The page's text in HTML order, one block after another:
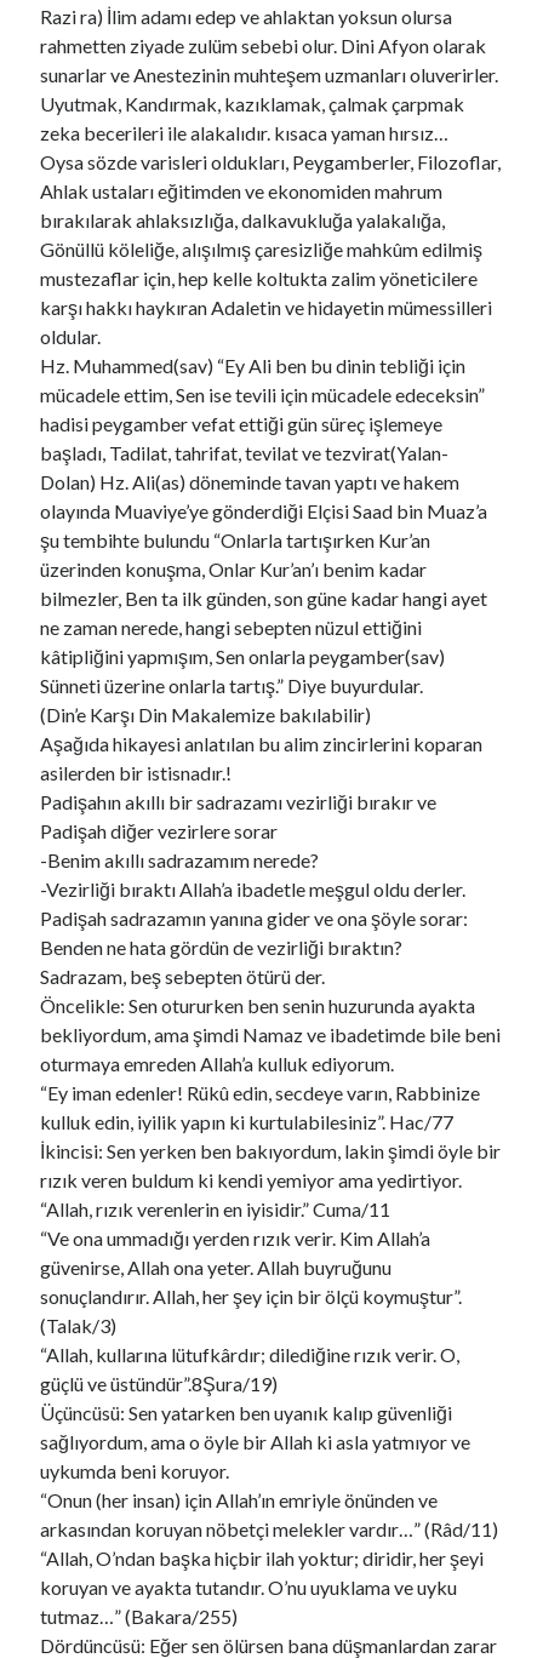
Razi ra) İlim adamı edep ve ahlaktan yoksun olursa
rahmetten ziyade zulüm sebebi olur. Dini Afyon olarak
sunarlar ve Anestezinin muhteşem uzmanları oluverirler.
Uyutmak, Kandırmak, kazıklamak, çalmak çarpmak
zeka becerileri ile alakalıdır. kısaca yaman hırsız…
Oysa sözde varisleri oldukları, Peygamberler, Filozoflar,
Ahlak ustaları eğitimden ve ekonomiden mahrum
bırakılarak ahlaksızlığa, dalkavukluğa yalakalığa,
Gönüllü köleliğe, alışılmış çaresizliğe mahkûm edilmiş
mustezaflar için, hep kelle koltukta zalim yöneticilere
karşı hakkı haykıran Adaletin ve hidayetin mümessilleri
oldular.
Hz. Muhammed(sav) “Ey Ali ben bu dinin tebliği için
mücadele ettim, Sen ise tevili için mücadele edeceksin”
hadisi peygamber vefat ettiği gün süreç işlemeye
başladı, Tadilat, tahrifat, tevilat ve tezvirat(Yalan-
Dolan) Hz. Ali(as) döneminde tavan yaptı ve hakem
olayında Muaviye’ye gönderdiği Elçisi Saad bin Muaz’a
şu tembihte bulundu “Onlarla tartışırken Kur’an
üzerinden konuşma, Onlar Kur’an’ı benim kadar
bilmezler, Ben ta ilk günden, son güne kadar hangi ayet
ne zaman nerede, hangi sebepten nüzul ettiğini
kâtipliğini yapmışım, Sen onlarla peygamber(sav)
Sünneti üzerine onlarla tartış.” Diye buyurdular.
(Din’e Karşı Din Makalemize bakılabilir)
Aşağıda hikayesi anlatılan bu alim zincirlerini koparan
asilerden bir istisnadır.!
Padişahın akıllı bir sadrazamı vezirliği bırakır ve
Padişah diğer vezirlere sorar
-Benim akıllı sadrazamım nerede?
-Vezirliği bıraktı Allah’a ibadetle meşgul oldu derler.
Padişah sadrazamın yanına gider ve ona şöyle sorar:
Benden ne hata gördün de vezirliği bıraktın?
Sadrazam, beş sebepten ötürü der.
Öncelikle: Sen otururken ben senin huzurunda ayakta
bekliyordum, ama şimdi Namaz ve ibadetimde bile beni
oturmaya emreden Allah’a kulluk ediyorum.
“Ey iman edenler! Rükû edin, secdeye varın, Rabbinize
kulluk edin, iyilik yapın ki kurtulabilesiniz”. Hac/77
İkincisi: Sen yerken ben bakıyordum, lakin şimdi öyle bir
rızık veren buldum ki kendi yemiyor ama yedirtiyor.
“Allah, rızık verenlerin en iyisidir.” Cuma/11
“Ve ona ummadığı yerden rızık verir. Kim Allah’a
güvenirse, Allah ona yeter. Allah buyruğunu
sonuçlandırır. Allah, her şey için bir ölçü koymuştur”.
(Talak/3)
“Allah, kullarına lütufkârdır; dilediğine rızık verir. O,
güçlü ve üstündür”.8Şura/19)
Üçüncüsü: Sen yatarken ben uyanık kalıp güvenliği
sağlıyordum, ama o öyle bir Allah ki asla yatmıyor ve
uykumda beni koruyor.
“Onun (her insan) için Allah’ın emriyle önünden ve
arkasından koruyan nöbetçi melekler vardır…” (Râd/11)
“Allah, O’ndan başka hiçbir ilah yoktur; diridir, her şeyi
koruyan ve ayakta tutandır. O’nu uyuklama ve uyku
tutmaz…” (Bakara/255)
Dördüncüsü: Eğer sen ölürsen bana düşmanlardan zarar